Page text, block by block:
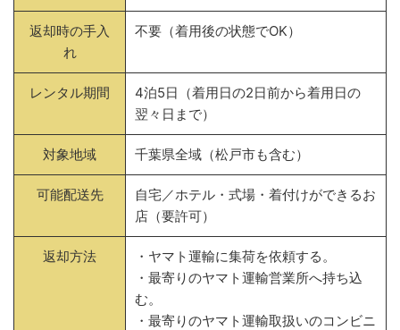
返却時の手入
れ
不要（着用後の状態でOK）
レンタル期間
4泊5日（着用日の2日前から着用日の
翌々日まで）
対象地域 千葉県全域（松戸市も含む）
可能配送先
自宅／ホテル・式場・着付けができるお
店（要許可）
返却方法
・ヤマト運輸に集荷を依頼する。
・最寄りのヤマト運輸営業所へ持ち込
む。
・最寄りのヤマト運輸取扱いのコンビニ